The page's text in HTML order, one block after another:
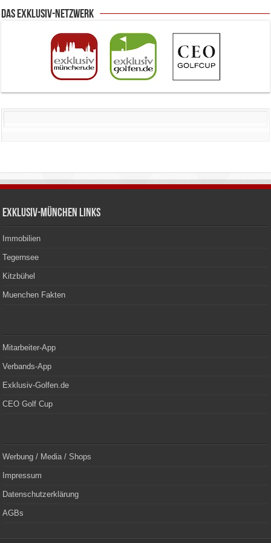
Das Exklusiv-Netzwerk
Exklusiv-München Links
Immobilien
Tegernsee
Kitzbühel
Muenchen Fakten
Mitarbeiter-App
Verbands-App
Exklusiv-Golfen.de
CEO Golf Cup
Werbung / Media / Shops
Impressum
Datenschutzerklärung
AGBs